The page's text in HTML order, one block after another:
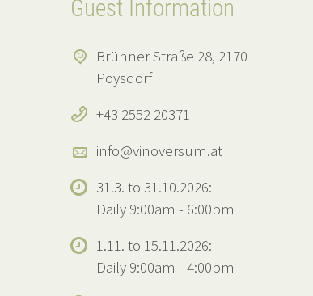
Guest Information
Brünner Straße 28, 2170
Poysdorf
+43 2552 20371
info@vinoversum.at
31.3. to 31.10.2026:
Daily 9:00am - 6:00pm
1.11. to 15.11.2026:
Daily 9:00am - 4:00pm